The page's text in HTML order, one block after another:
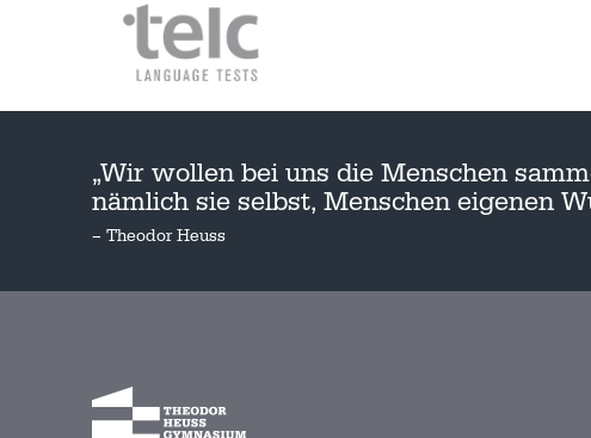
„Wir wollen bei uns die Menschen
nämlich sie selbst, Menschen eigenen
– Theodor Heuss